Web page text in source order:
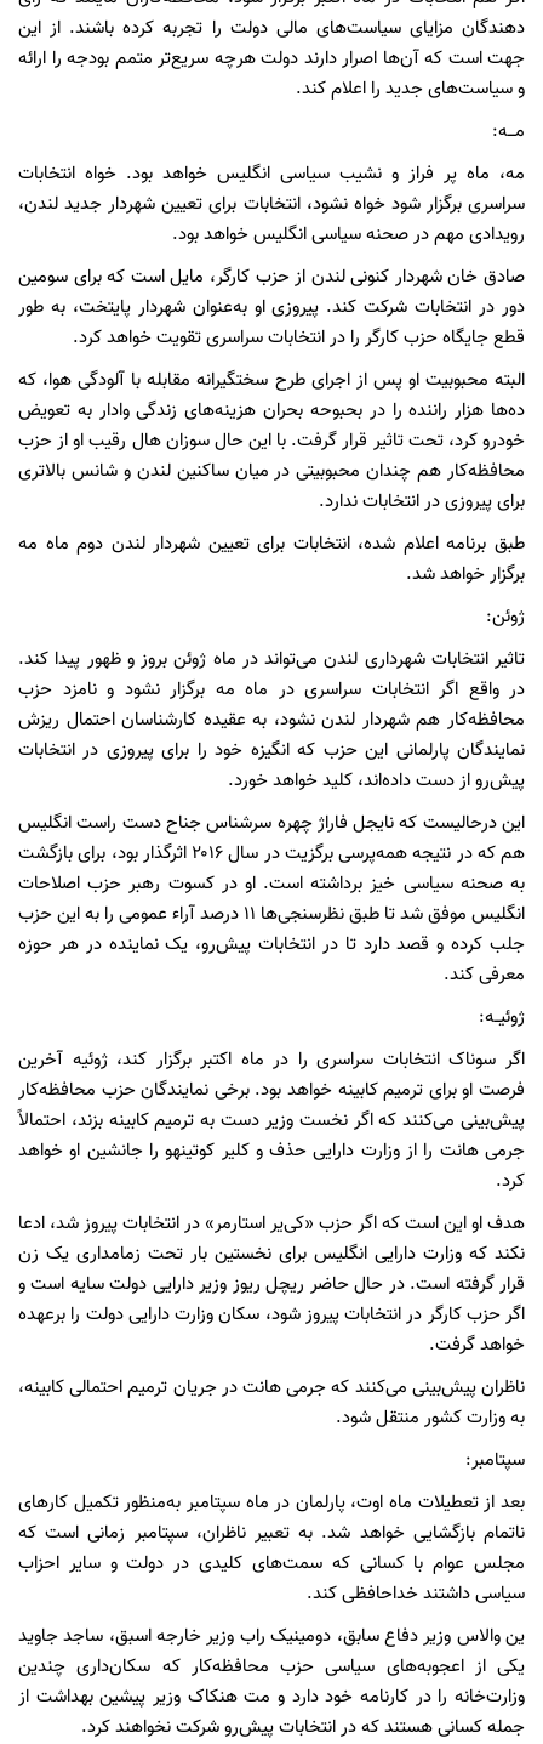
دهندگان مزایای سیاست‌های مالی دولت را تجربه کرده باشند. از این
جهت است که آن‌ها اصرار دارند دولت هرچه سریع‌تر متمم بودجه را ارائه
و سیاست‌های جدید را اعلام کند.
مـــه:
مه، ماه پر فراز و نشیب سیاسی انگلیس خواهد بود. خواه انتخابات
سراسری برگزار شود خواه نشود، انتخابات برای تعیین شهردار جدید لندن،
رویدادی مهم در صحنه سیاسی انگلیس خواهد بود.
صادق خان شهردار کنونی لندن از حزب کارگر، مایل است که برای سومین
دور در انتخابات شرکت کند. پیروزی او به‌عنوان شهردار پایتخت، به طور
قطع جایگاه حزب کارگر را در انتخابات سراسری تقویت خواهد کرد.
البته محبوبیت او پس از اجرای طرح سختگیرانه مقابله با آلودگی هوا، که
ده‌ها هزار راننده را در بحبوحه بحران هزینه‌های زندگی وادار به تعویض
خودرو کرد، تحت تاثیر قرار گرفت. با این حال سوزان هال رقیب او از حزب
محافظه‌کار هم چندان محبوبیتی در میان ساکنین لندن و شانس بالاتری
برای پیروزی در انتخابات ندارد.
طبق برنامه اعلام شده، انتخابات برای تعیین شهردار لندن دوم ماه مه
برگزار خواهد شد.
ژوئن:
تاثیر انتخابات شهرداری لندن می‌تواند در ماه ژوئن بروز و ظهور پیدا کند.
در واقع اگر انتخابات سراسری در ماه مه برگزار نشود و نامزد حزب
محافظه‌کار هم شهردار لندن نشود، به عقیده کارشناسان احتمال ریزش
نمایندگان پارلمانی این حزب که انگیزه خود را برای پیروزی در انتخابات
پیش‌رو از دست داده‌اند، کلید خواهد خورد.
این درحالیست که نایجل فاراژ چهره سرشناس جناح دست راست انگلیس
هم که در نتیجه همه‌پرسی برگزیت در سال ۲۰۱۶ اثرگذار بود، برای بازگشت
به صحنه سیاسی خیز برداشته است. او در کسوت رهبر حزب اصلاحات
انگلیس موفق شد تا طبق نظرسنجی‌ها ۱۱ درصد آراء عمومی را به این حزب
جلب کرده و قصد دارد تا در انتخابات پیش‌رو، یک نماینده در هر حوزه
معرفی کند.
ژوئیــه:
اگر سوناک انتخابات سراسری را در ماه اکتبر برگزار کند، ژوئیه آخرین
فرصت او برای ترمیم کابینه خواهد بود. برخی نمایندگان حزب محافظه‌کار
پیش‌بینی می‌کنند که اگر نخست وزیر دست به ترمیم کابینه بزند، احتمالاً
جرمی هانت را از وزارت دارایی حذف و کلیر کوتینهو را جانشین او خواهد
کرد.
هدف او این است که اگر حزب «کی‌یر استارمر» در انتخابات پیروز شد، ادعا
نکند که وزارت دارایی انگلیس برای نخستین بار تحت زمامداری یک زن
قرار گرفته است. در حال حاضر ریچل ریوز وزیر دارایی دولت سایه است و
اگر حزب کارگر در انتخابات پیروز شود، سکان وزارت دارایی دولت را برعهده
خواهد گرفت.
ناظران پیش‌بینی می‌کنند که جرمی هانت در جریان ترمیم احتمالی کابینه،
به وزارت کشور منتقل شود.
سپتامبر:
بعد از تعطیلات ماه اوت، پارلمان در ماه سپتامبر به‌منظور تکمیل کارهای
ناتمام بازگشایی خواهد شد. به تعبیر ناظران، سپتامبر زمانی است که
مجلس عوام با کسانی که سمت‌های کلیدی در دولت و سایر احزاب
سیاسی داشتند خداحافظی کند.
ین والاس وزیر دفاع سابق، دومینیک راب وزیر خارجه اسبق، ساجد جاوید
یکی از اعجوبه‌های سیاسی حزب محافظه‌کار که سکان‌داری چندین
وزارت‌خانه را در کارنامه خود دارد و مت هنکاک وزیر پیشین بهداشت از
جمله کسانی هستند که در انتخابات پیش‌رو شرکت نخواهند کرد.